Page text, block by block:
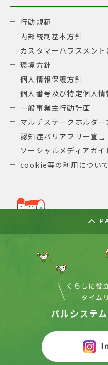
行動規範
内部統制基本方針
カスタマーハラスメン
環境方針
個人情報保護方針
個人番号及び特定個人情
一般事業主行動計画
マルチステークホルダー
認知症バリアフリー宣言
ソーシャルメディアガイ
cookie等の利用について
パルシステ